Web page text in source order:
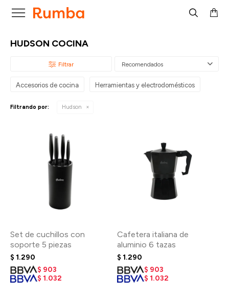

HUDSON COCINA
Recomendados
Accesorios de cocina Herramientas y electrodomésticos
Filtrando por: Hudson
Set de cuchillos con
soporte 5 piezas
$ 1.290
$ 903
$ 1.032
Cafetera italiana de
aluminio 6 tazas
$ 1.290
$ 903
$ 1.032